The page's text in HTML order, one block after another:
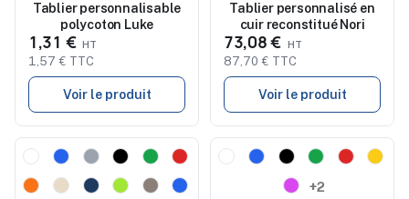
Tablier personnalisable
polycoton Luke
1,31 €
1,57 € TTC
Voir le produit
Tablier personnalisé en
cuir reconstitué Nori
73,08 €
87,70 € TTC
Voir le produit
Nouveau Nouveau
+2